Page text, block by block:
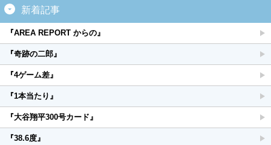
新着記事
『AREA REPORT からの』
『奇跡の二郎』
『4ゲーム差』
『1本当たり』
『大谷翔平300号カード』
『38.6度』